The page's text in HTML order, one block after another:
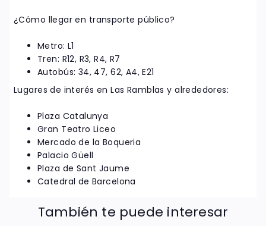
¿Cómo llegar en transporte público?
Metro: L1
Tren: R12, R3, R4, R7
Autobús: 34, 47, 62, A4, E21
Lugares de interés en Las Ramblas y alrededores:
Plaza Catalunya
Gran Teatro Liceo
Mercado de la Boqueria
Palacio Güell
Plaza de Sant Jaume
Catedral de Barcelona
También te puede interesar